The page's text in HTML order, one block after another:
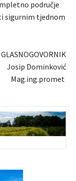
područje
sigurnim tjednom
GLASNOGOVORNIK
Josip Dominković
Mag.ing.promet